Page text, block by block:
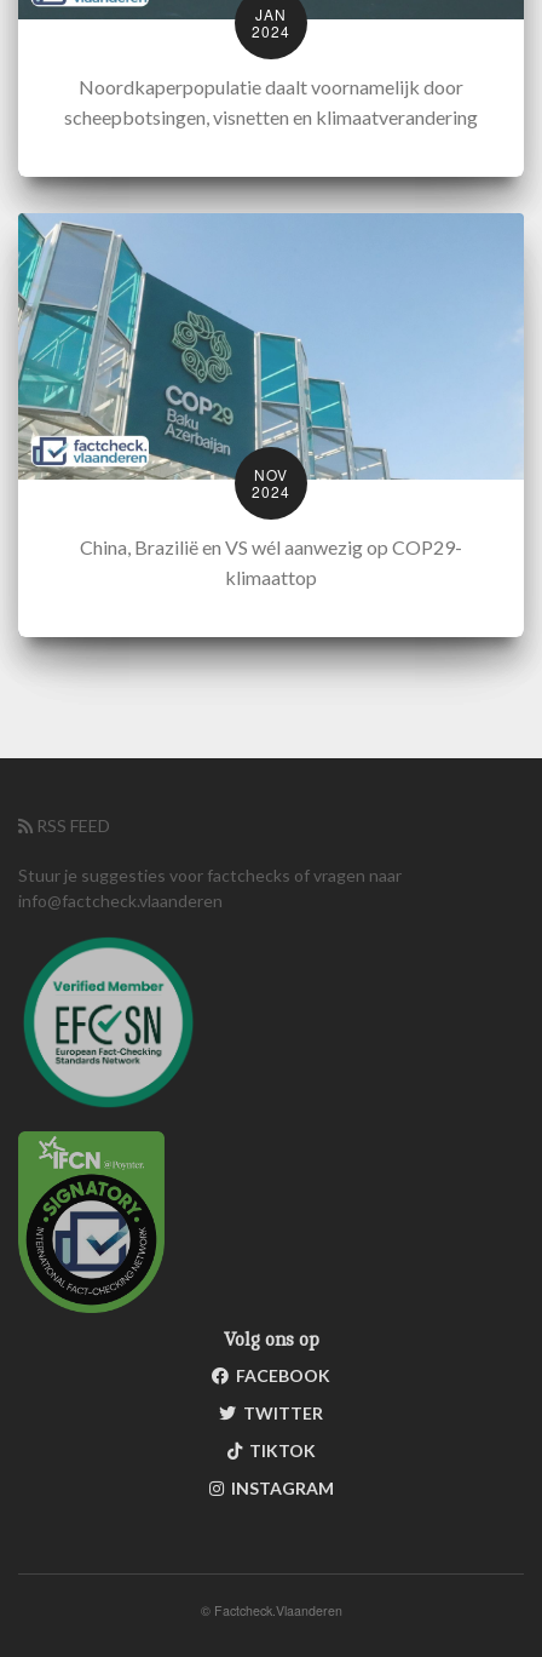
JAN
2024
Noordkaperpopulatie daalt voornamelijk door
scheepbotsingen, visnetten en klimaatverandering
NOV
2024
China, Brazilië en VS wél aanwezig op COP29-
klimaattop
RSS FEED
Stuur je suggesties voor factchecks of vragen naar
info@factcheck.vlaanderen
Volg ons op
FACEBOOK
TWITTER
TIKTOK
INSTAGRAM
© Factcheck.Vlaanderen